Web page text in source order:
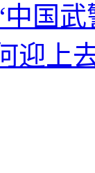
国
迎上